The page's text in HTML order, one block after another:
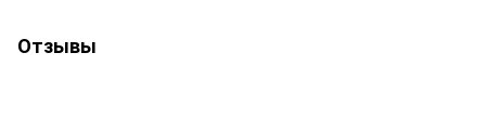
Отзывы